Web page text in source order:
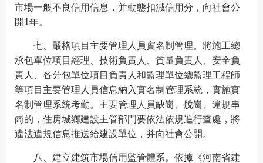
市場一般不良信用信息，并動態扣減信用分，向社會公
開1年。
七、嚴格項目主要管理人員實名制管理。將施工總
承包單位項目經理、技術負責人、質量負責人、安全負
責人、各分包單位項目負責人和監理單位總監理工程師
等項目主要管理人員信息納入實名制管理系統，實施實
名制管理系統考勤。主要管理人員缺崗、脫崗、違規串
崗的，住房城鄉建設主管部門要依法依規進行查處，將
違法違規信息推送給建設單位，并向社會公開。
八、建立建筑市場信用監管體系。依據《河南省建